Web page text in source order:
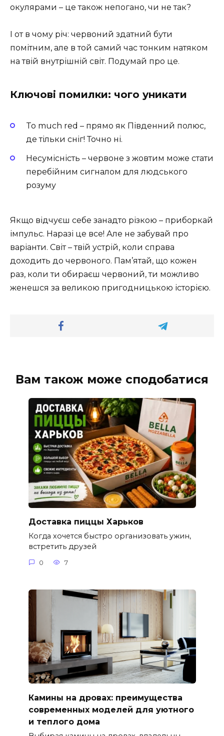
окулярами – це також непогано, чи не так?
І от в чому річ: червоний здатний бути
помітним, але в той самий час тонким натяком
на твій внутрішній світ. Подумай про це.
Ключові помилки: чого уникати
To much red – прямо як Південний полюс,
де тільки сніг! Точно ні.
Несумісність – червоне з жовтим може стати
перебійним сигналом для людського
розуму
Якщо відчуєш себе занадто різкою – приборкай
імпульс. Наразі це все! Але не забувай про
варіанти. Світ – твій устрій, коли справа
доходить до червоного. Пам’ятай, що кожен
раз, коли ти обираєш червоний, ти можливо
женешся за великою пригодницькою історією.
Вам також може сподобатися
Доставка пиццы Харьков
Когда хочется быстро организовать ужин,
встретить друзей
0 7
Камины на дровах: преимущества
современных моделей для уютного
и теплого дома